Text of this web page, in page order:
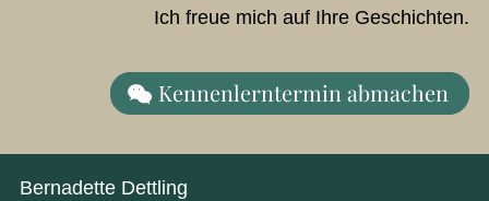
Ich freue mich auf Ihre Geschichten.
Kennenlerntermin abmachen
Bernadette Dettling